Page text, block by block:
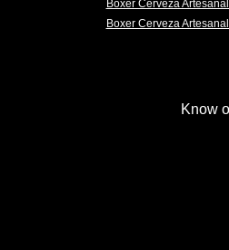
Boxer Cerveza
Boxer Cerveza
Know